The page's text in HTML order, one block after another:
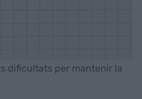
dificultats per mantenir la